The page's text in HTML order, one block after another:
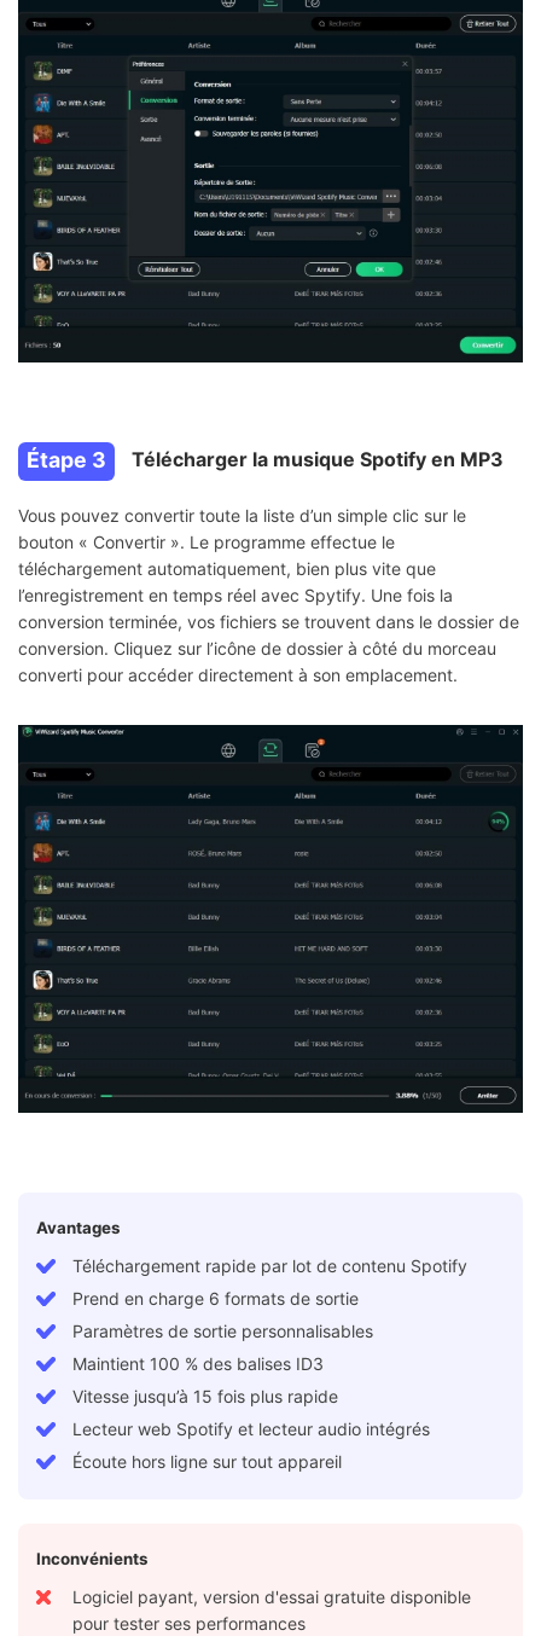
Étape 3 Télécharger la musique Spotify en MP3
Vous pouvez convertir toute la liste d’un simple clic sur le
bouton « Convertir ». Le programme effectue le
téléchargement automatiquement, bien plus vite que
l’enregistrement en temps réel avec Spytify. Une fois la
conversion terminée, vos fichiers se trouvent dans le dossier de
conversion. Cliquez sur l’icône de dossier à côté du morceau
converti pour accéder directement à son emplacement.
Avantages
Téléchargement rapide par lot de contenu Spotify
Prend en charge 6 formats de sortie
Paramètres de sortie personnalisables
Maintient 100 % des balises ID3
Vitesse jusqu’à 15 fois plus rapide
Lecteur web Spotify et lecteur audio intégrés
Écoute hors ligne sur tout appareil
Inconvénients
Logiciel payant, version d'essai gratuite disponible
pour tester ses performances